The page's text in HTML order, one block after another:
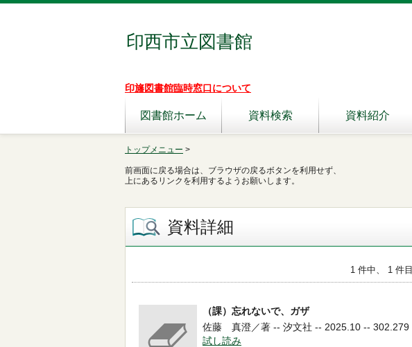
印西市立図書館
印旛図書館臨時窓口について
図書館ホーム 資料検索 資料紹介
トップメニュー >
前画面に戻る場合は、ブラウザの戻るボタンを利用せず、
上にあるリンクを利用するようお願いします。
資料詳細
1 件中、 1 件目
（課）忘れないで、ガザ
佐藤 真澄／著 -- 汐文社 -- 2025.10 -- 302.279
試し読み